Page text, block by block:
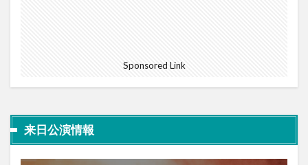
Sponsored Link
来日公演情報